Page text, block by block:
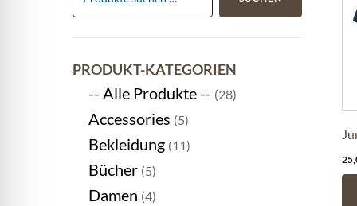
PRODUKT-KATEGORIEN
-- Alle Produkte -- (28)
Accessories (5)
Bekleidung (11)
Bücher (5)
Damen (4)